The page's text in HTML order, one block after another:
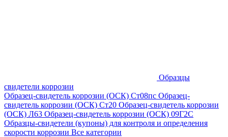
Образцы
свидетели коррозии
Образец-свидетель коррозии (ОСК) Ст08пс Образец-
свидетель коррозии (ОСК) Ст20 Образец-свидетель коррозии
(ОСК) Л63 Образец-свидетель коррозии (ОСК) 09Г2С
Образцы-свидетели (купоны) для контроля и определения
скорости коррозии Все категории